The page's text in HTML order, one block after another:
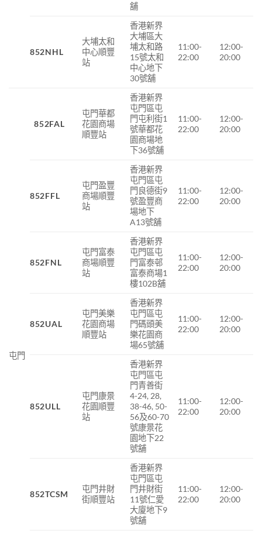
舖
852NHL
大埔太和
中心順豐
站
香港新界
大埔區大
埔太和路
15號太和
中心地下
30號舖
11:00-
22:00
12:00-
20:00
屯門
852FAL
屯門華都
花園商場
順豐站
香港新界
屯門區屯
門屯利街1
號華都花
園商場地
下36號舖
11:00-
22:00
12:00-
20:00
852FFL
屯門盈豐
商場順豐
站
香港新界
屯門區屯
門良德街9
號盈豐商
場地下
A13號舖
11:00-
22:00
12:00-
20:00
852FNL
屯門富泰
商場順豐
站
香港新界
屯門區屯
門富泰邨
富泰商場1
樓102B舖
11:00-
22:00
12:00-
20:00
852UAL
屯門美樂
花園商場
順豐站
香港新界
屯門區屯
門碼頭美
樂花園商
場65號舖
11:00-
22:00
12:00-
20:00
852ULL
屯門康景
花園順豐
站
香港新界
屯門區屯
門青善街
4-24, 28,
38-46, 50-
56及60-70
號康景花
園地下22
號舖
11:00-
22:00
12:00-
20:00
852TCSM
屯門井財
街順豐站
香港新界
屯門區屯
門井財街
11號仁愛
大廈地下9
號舖
11:00-
22:00
12:00-
20:00